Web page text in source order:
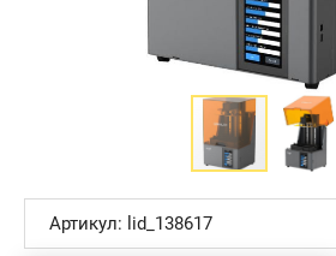
Артикул: lid_138617